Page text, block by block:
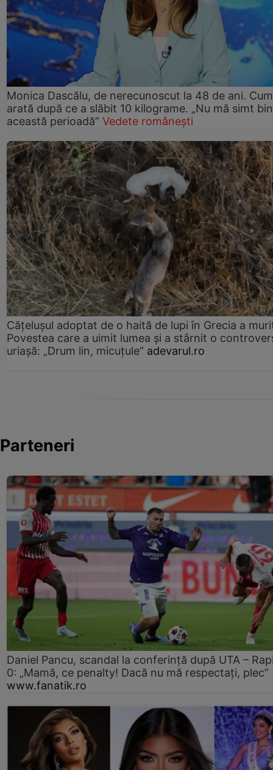
Monica Dascălu, de nerecunoscut la 48 de ani. Cum
arată după ce a slăbit 10 kilograme. „Nu mă simt
această perioadă” Vedete românești
Cățelușul adoptat de o haită de lupi în Grecia a
Povestea care a uimit lumea și a stârnit o
uriașă: „Drum lin, micuțule” adevarul.ro
Parteneri
Daniel Pancu, scandal la conferință după UTA –
0: „Mamă, ce penalty! Dacă nu mă respectați, plec”
www.fanatik.ro